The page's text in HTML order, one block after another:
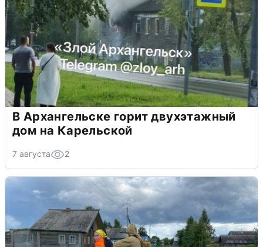
В Архангельске горит двухэтажный
дом на Карельской
7 августа 2